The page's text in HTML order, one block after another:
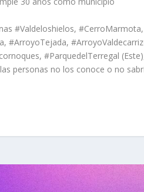
#Valdeloshielos, #CerroMarmota,
#ArroyoTejada,
#ParquedelTerregal
personas no los conoce o no